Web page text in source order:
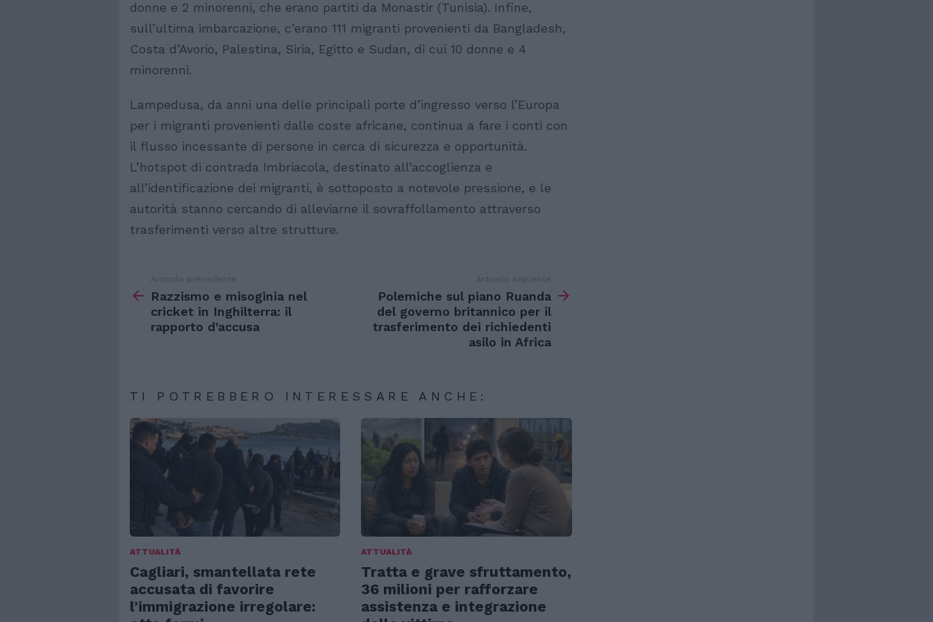
donne e 2 minorenni, che erano partiti da Monastir (Tunisia). Infine,
sull’ultima imbarcazione, c’erano 111 migranti provenienti da Bangladesh,
Costa d’Avorio, Palestina, Siria, Egitto e Sudan, di cui 10 donne e 4
minorenni.
Lampedusa, da anni una delle principali porte d’ingresso verso l’Europa
per i migranti provenienti dalle coste africane, continua a fare i conti con
il flusso incessante di persone in cerca di sicurezza e opportunità.
L’hotspot di contrada Imbriacola, destinato all’accoglienza e
all’identificazione dei migranti, è sottoposto a notevole pressione, e le
autorità stanno cercando di alleviarne il sovraffollamento attraverso
trasferimenti verso altre strutture.
di
Articolo precedente
Razzismo e misoginia nel
cricket in Inghilterra: il
rapporto d’accusa
Articolo seguente
Polemiche sul piano Ruanda
del governo britannico per il
trasferimento dei richiedenti
asilo in Africa
TI POTREBBERO INTERESSARE ANCHE:
ATTUALITÀ
Cagliari, smantellata rete
accusata di favorire
l’immigrazione irregolare:
ATTUALITÀ
Tratta e grave sfruttamento,
36 milioni per rafforzare
assistenza e integrazione